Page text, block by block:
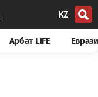
KZ
Арбат LIFE